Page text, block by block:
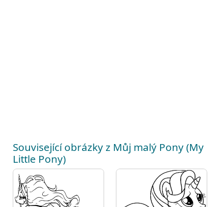
Související obrázky z Můj malý Pony (My
Little Pony)